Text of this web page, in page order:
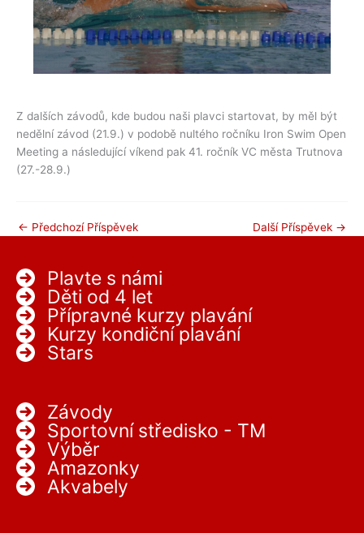
Z dalších závodů, kde budou naši plavci startovat, by měl být
nedělní závod (21.9.) v podobě nultého ročníku Iron Swim Open
Meeting a následující víkend pak 41. ročník VC města Trutnova
(27.-28.9.)
← Předchozí Příspěvek Další Příspěvek →
Plavte s námi
Děti od 4 let
Přípravné kurzy plavání
Kurzy kondiční plavání
Stars
Závody
Sportovní středisko - TM
Výběr
Amazonky
Akvabely